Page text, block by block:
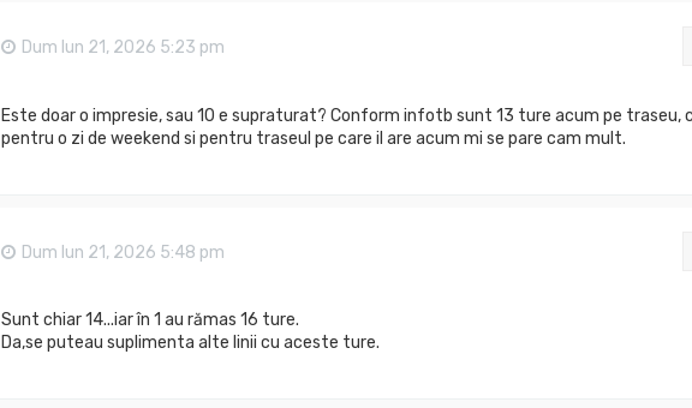
Dum Iun 21, 2026 5:23 pm
Este doar o impresie, sau 10 e supraturat? Conform infotb sunt 13 ture acum pe traseu,
pentru o zi de weekend si pentru traseul pe care il are acum mi se pare cam mult.
Dum Iun 21, 2026 5:48 pm
Sunt chiar 14...iar în 1 au rămas 16 ture.
Da,se puteau suplimenta alte linii cu aceste ture.